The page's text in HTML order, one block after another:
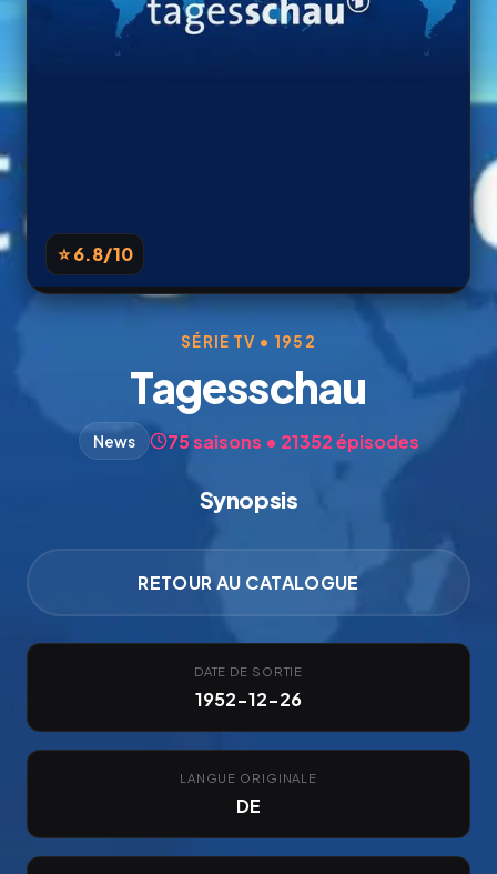
⭐ 6.8/10
SÉRIE TV • 1952
Tagesschau
News 75 saisons • 21352 épisodes
Synopsis
RETOUR AU CATALOGUE
DATE DE SORTIE
1952-12-26
LANGUE ORIGINALE
DE